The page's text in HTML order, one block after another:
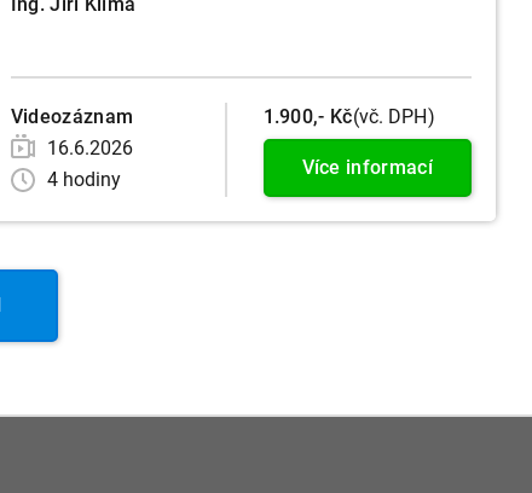
Ing. Jiří Klíma
Videozáznam
16.6.2026
4 hodiny
1.900,- Kč(vč. DPH)
Více informací